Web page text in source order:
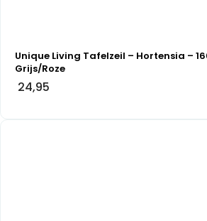
Unique Living Tafelzeil – Hortensia –
Grijs/Roze
24,95